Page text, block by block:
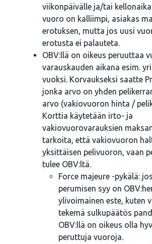
viikonpäivälle ja/tai
vuoro on kalliimpi, asiakas
erotuksen, mutta jos uusi
erotusta ei palauteta.
OBV:llä on oikeus peruuttaa
varauskauden aikana esim.
vuoksi. Korvaukseksi saatte
jonka arvo on yhden
arvo (vakiovuoron hinta /
Korttia käytetään irto- ja
vakiovuorovarauksien
tarkoita, että vakiovuoron
yksittäisen pelivuoron, vaan
tulee OBV:ltä.
Force majeure -pykälä:
perumisen syy on
ylivoimainen este, kuten
tekemä sulkupäätös
OBV:llä on oikeus olla
peruttuja vuoroja.